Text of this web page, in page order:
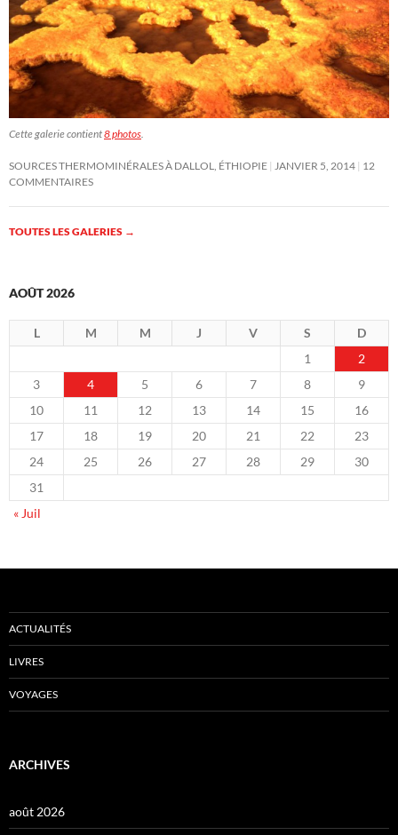
Cette galerie contient8 photos.
SOURCES THERMOMINÉRALES À DALLOL, ÉTHIOPIE JANVIER 5, 2014 12
COMMENTAIRES
TOUTES LES GALERIES →
AOÛT 2026
L M M J V S
D
1
2
3
4 5 6 7 8
9
10
11 12 13 14 15
16
17
18 19 20 21 22
23
24
25 26 27 28 29
30
31
« Juil
ACTUALITÉS
LIVRES
VOYAGES
ARCHIVES
août 2026